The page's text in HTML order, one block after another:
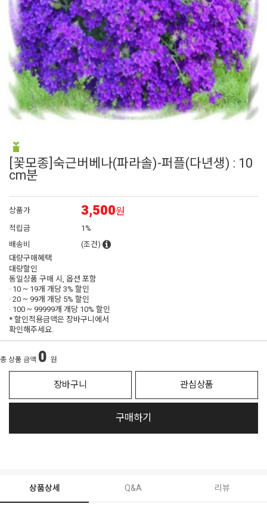
8 에키네시아
9 그라스
10 백합
[꽃모종]숙근버베나(파라솔)-퍼플(다년생) : 10
cm분
상품가 3,500원
적립금
1%
배송비
(조건)
대량구매혜택
대량할인
동일상품 구매 시, 옵션 포함
· 10 ~ 19개 개당3% 할인
· 20 ~ 99개 개당 5% 할인
· 100 ~ 99999개 개당 10% 할인
* 할인적용금액은 장바구니에서
확인해주세요.
총 상품 금액 0 원
장바구니 관심상품
구매하기
상품상세 Q&A 리뷰